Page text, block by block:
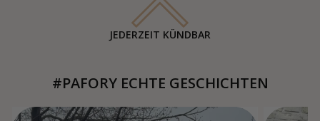
JEDERZEIT KÜNDBAR
#PAFORY ECHTE GESCHICHTEN